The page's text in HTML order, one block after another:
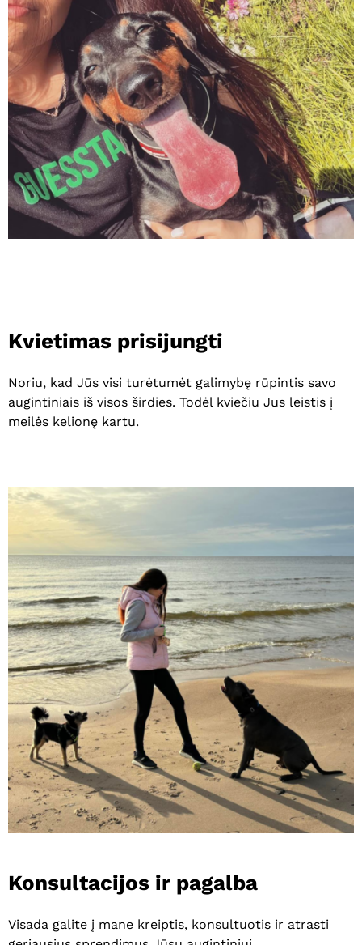
Kvietimas prisijungti
Noriu, kad Jūs visi turėtumėt galimybę rūpintis savo
augintiniais iš visos širdies. Todėl kviečiu Jus leistis į
meilės kelionę kartu.
Konsultacijos ir pagalba
Visada galite į mane kreiptis, konsultuotis ir atrasti